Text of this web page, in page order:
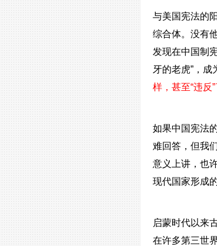
与美国宪法的
综合体。没有
发现在中国制
牙的老虎”，成
样，甚至“违反
如果中国宪法
难回答，但我
意义上讲，也
现代国家形成
启蒙时代以来
在许多第三世